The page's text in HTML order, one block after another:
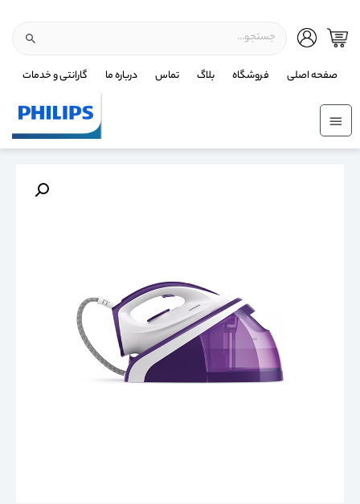
صفحه اصلی فروشگاه بلاگ تماس درباره ما گارانتی و خدمات